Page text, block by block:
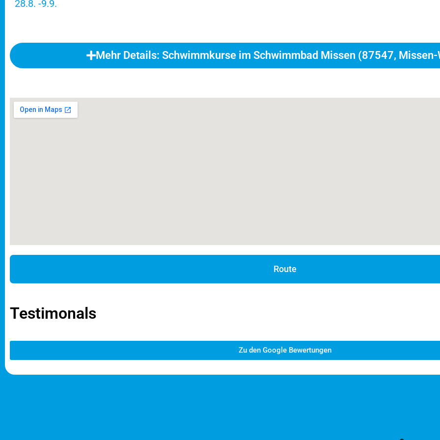
28.8. -9.9.
Mehr Details: Schwimmkurse im Schwimmbad Missen (87547,
Missen
Kinder aus der Regionrund umMissenkönnen jetzt uneingeschränkt im großartigen Freibad in
Wir möchten mit unserem Programm #angstfreiSchwimmenLernen die negativen Erinnerungen
ihre eigenen Schwimmkurse hinter uns lassen. Durch die Einschränkungen der Corona-
Route
Testimonals
Zu den Google Bewertungen